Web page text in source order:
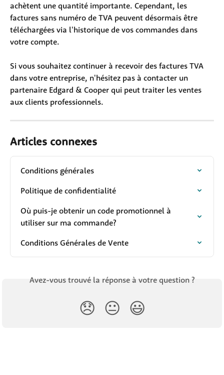
achètent une quantité importante. Cependant, les
factures sans numéro de TVA peuvent désormais être
téléchargées via l'historique de vos commandes dans
votre compte.
Si vous souhaitez continuer à recevoir des factures TVA
dans votre entreprise, n'hésitez pas à contacter un
partenaire Edgard & Cooper qui peut traiter les ventes
aux clients professionnels.
Articles connexes
Conditions générales
Politique de confidentialité
Où puis-je obtenir un code promotionnel à
utiliser sur ma commande?
Conditions Générales de Vente
Avez-vous trouvé la réponse à votre question ?
😞 😐 😃